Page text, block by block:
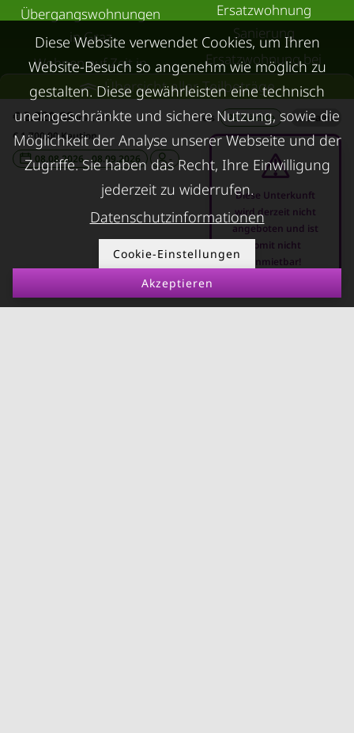
Übersicht aller Teilbeträge
€ 2.320,82inkl. Ust. Preis 29 Nächte / Gesamt
€ 1.700,00 Kaution
08.08.2026 - 08.09.2026
-
Diese Unterkunft
wird derzeit nicht
angeboten und ist
somit nicht
anmietbar!
Übergangswohnungen
in Graz
Wohnen auf Zeit in
Villach
Wohnen auf Zeit in Wels
Kurzzeitmiete Klagenfurt
Wohnen auf Zeit
Dornbirn
Kurzzeitmiete
Deutschland
Ersatzwohnung
Sanierung
Ersatzwohnung bei
Schimmel
Trennungswohnung
Filmförderung
Österreich
RUND UMS
KONTAKT
Über Kurzzeitmiete
Diese Website verwendet Cookies, um Ihren
Website-Besuch so angenehm wie möglich zu
gestalten. Diese gewährleisten eine technisch
uneingeschränkte und sichere Nutzung, sowie die
Möglichkeit der Analyse unserer Webseite und der
Zugriffe. Sie haben das Recht, Ihre Einwilligung
jederzeit zu widerrufen.
Datenschutzinformationen
Cookie-Einstellungen
Akzeptieren